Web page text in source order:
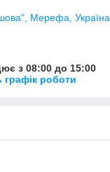
Мерефа, Україна
з 08:00 до 15:00
графік роботи